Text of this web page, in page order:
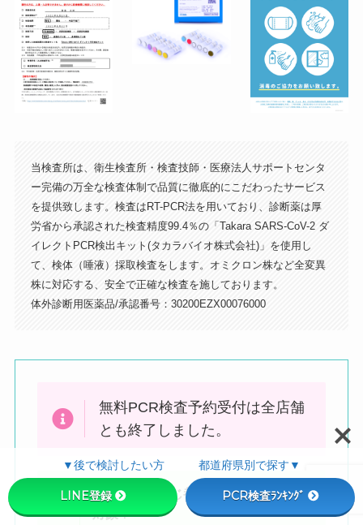
に続くセンター街入口をまっすぐ進み
ます
左手にマクドナルドが見える交差点を
右に曲がります（ケバブのお店の手前
の道）
当検査所は、衛生検査所・検査技師・医療法人サポートセンタ
ー完備の万全な検査体制で品質に徹底的にこだわったサービス
を提供致します。検査はRT-PCR法を用いており、診断薬は厚
労省から承認された検査精度99.4％の「Takara SARS-CoV-2 ダ
イレクトPCR検出キット(タカラバイオ株式会社)」を使用し
て、検体（唾液）採取検査をします。オミクロン株など全変異
株に対応する、安全で正確な検査を施しております。
体外診断用医薬品/承認番号：30200EZX00076000
無料PCR検査予約受付は全店舗
とも終了しました。
検査会場と同じ都道府県民の方のみ
対象！
▼後で検討したい方 都道府県別で探す▼
LINE登録 PCR検査ﾗﾝｷﾝｸﾞ